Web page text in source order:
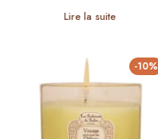
Lire la suite
-10%